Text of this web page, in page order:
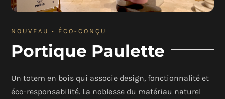
NOUVEAU • ÉCO-CONÇU
Portique Paulette
Un totem en bois qui associe design, fonctionnalité et
éco-responsabilité. La noblesse du matériau naturel